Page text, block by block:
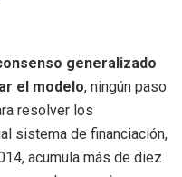
generalizado
el modelo, ningún paso
resolver los
sistema de financiación,
acumula más de diez